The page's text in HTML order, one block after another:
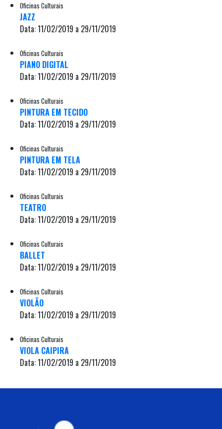
Oficinas Culturais
JAZZ
Data: 11/02/2019 a 29/11/2019
Oficinas Culturais
PIANO DIGITAL
Data: 11/02/2019 a 29/11/2019
Oficinas Culturais
PINTURA EM TECIDO
Data: 11/02/2019 a 29/11/2019
Oficinas Culturais
PINTURA EM TELA
Data: 11/02/2019 a 29/11/2019
Oficinas Culturais
TEATRO
Data: 11/02/2019 a 29/11/2019
Oficinas Culturais
BALLET
Data: 11/02/2019 a 29/11/2019
Oficinas Culturais
VIOLÃO
Data: 11/02/2019 a 29/11/2019
Oficinas Culturais
VIOLA CAIPIRA
Data: 11/02/2019 a 29/11/2019